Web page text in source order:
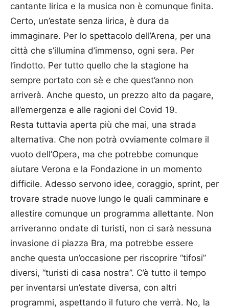
cantante lirica e la musica non è comunque finita.
Certo, un’estate senza lirica, è dura da
immaginare. Per lo spettacolo dell’Arena, per una
città che s’illumina d’immenso, ogni sera. Per
l’indotto. Per tutto quello che la stagione ha
sempre portato con sè e che quest’anno non
arriverà. Anche questo, un prezzo alto da pagare,
all’emergenza e alle ragioni del Covid 19.
Resta tuttavia aperta più che mai, una strada
alternativa. Che non potrà ovviamente colmare il
vuoto dell’Opera, ma che potrebbe comunque
aiutare Verona e la Fondazione in un momento
difficile. Adesso servono idee, coraggio, sprint, per
trovare strade nuove lungo le quali camminare e
allestire comunque un programma allettante. Non
arriveranno ondate di turisti, non ci sarà nessuna
invasione di piazza Bra, ma potrebbe essere
anche questa un’occasione per riscoprire “tifosi”
diversi, “turisti di casa nostra”. C’è tutto il tempo
per inventarsi un’estate diversa, con altri
programmi, aspettando il futuro che verrà. No, la